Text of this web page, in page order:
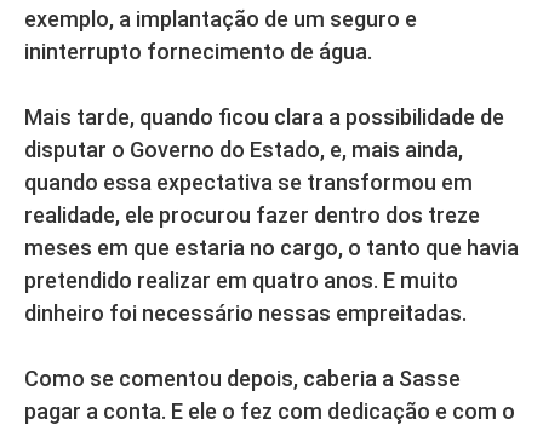
exemplo, a implantação de um seguro e
ininterrupto fornecimento de água.
Mais tarde, quando ficou clara a possibilidade de
disputar o Governo do Estado, e, mais ainda,
quando essa expectativa se transformou em
realidade, ele procurou fazer dentro dos treze
meses em que estaria no cargo, o tanto que havia
pretendido realizar em quatro anos. E muito
dinheiro foi necessário nessas empreitadas.
Como se comentou depois, caberia a Sasse
pagar a conta. E ele o fez com dedicação e com o